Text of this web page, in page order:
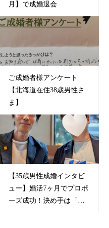
月】で成婚退会
ご成婚者様アンケート
【北海道在住38歳男性さ
ま】
【35歳男性成婚インタビ
ュー】婚活7ヶ月でプロポ
ーズ成功！決め手は「初